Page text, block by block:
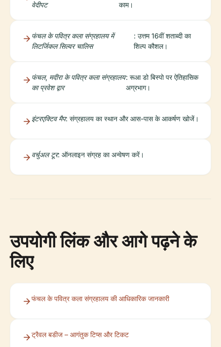
वेदीपट
काम।
फंचल के पवित्र कला संग्रहालय में
लिटर्जिकल सिल्वर चालिस
: उत्तम 16वीं शताब्दी का
शिल्प कौशल।
फंचल, मदीरा के पवित्र कला संग्रहालय
का प्रवेश द्वार
: रूआ डो बिस्पो पर ऐतिहासिक
अग्रभाग।
इंटरएक्टिव मैप: संग्रहालय का स्थान और आस-पास के आकर्षण खोजें।
वर्चुअल टूर: ऑनलाइन संग्रह का अन्वेषण करें।
उपयोगी लिंक और आगे पढ़ने के
लिए
फंचल के पवित्र कला संग्रहालय की आधिकारिक जानकारी
ट्रैवल बडीज – आगंतुक टिप्स और टिकट